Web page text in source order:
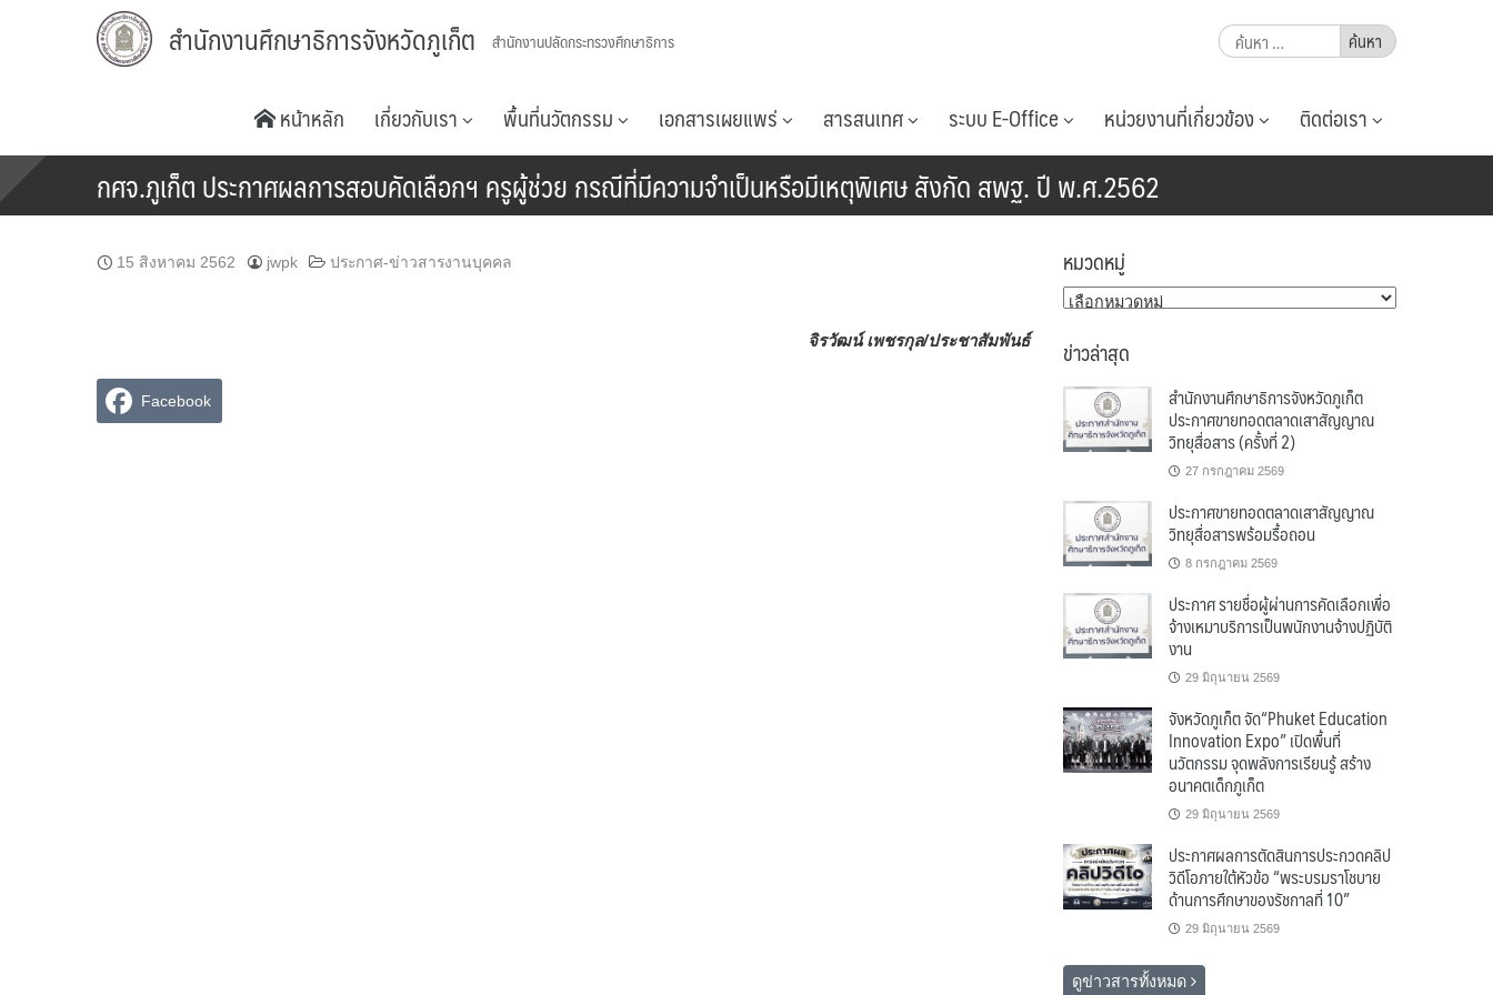
สำนักงานศึกษาธิการจังหวัดภูเก็ต สำนักงานปลัดกระทรวงศึกษาธิการ
ค้นหา
สำหรับ:
หน้าหลัก เกี่ยวกับเรา พื้นที่นวัตกรรม เอกสารเผยแพร่ สารสนเทศ ระบบ E-Office หน่วยงานที่เกี่ยวข้อง ติดต่อเรา
กศจ.ภูเก็ต ประกาศผลการสอบคัดเลือกฯ ครูผู้ช่วย กรณีที่มีความจำเป็นหรือมีเหตุพิเศษ สังกัด สพฐ. ปี พ.ศ.2562
15 สิงหาคม 2562 jwpk ประกาศ-ข่าวสารงานบุคคล
จิรวัฒน์ เพชรกุล/ประชาสัมพันธ์
Facebook
หมวดหมู่
หมวด
ข่าวล่าสุด
สำนักงานศึกษาธิการจังหวัดภูเก็ต
ประกาศขายทอดตลาดเสาสัญญาณ
วิทยุสื่อสาร (ครั้งที่ 2)
27 กรกฎาคม 2569
ประกาศขายทอดตลาดเสาสัญญาณ
วิทยุสื่อสารพร้อมรื้อถอน
8 กรกฎาคม 2569
ประกาศ รายชื่อผู้ผ่านการคัดเลือกเพื่อ
จ้างเหมาบริการเป็นพนักงานจ้างปฏิบัติ
งาน
29 มิถุนายน 2569
จังหวัดภูเก็ต จัด“Phuket Education
Innovation Expo” เปิดพื้นที่
นวัตกรรม จุดพลังการเรียนรู้ สร้าง
อนาคตเด็กภูเก็ต
29 มิถุนายน 2569
ประกาศผลการตัดสินการประกวดคลิป
วิดีโอภายใต้หัวข้อ “พระบรมราโชบาย
ด้านการศึกษาของรัชกาลที่ 10”
29 มิถุนายน 2569
ดูข่าวสารทั้งหมด